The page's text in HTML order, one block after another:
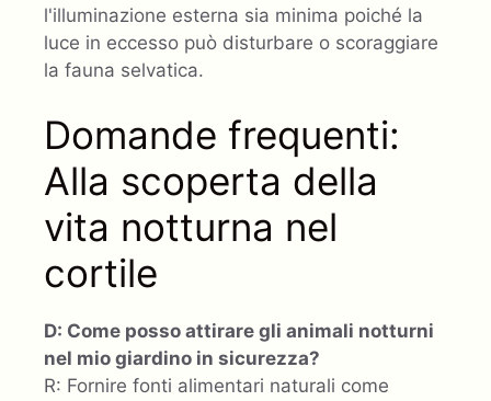
l'illuminazione esterna sia minima poiché la
luce in eccesso può disturbare o scoraggiare
la fauna selvatica.
Domande frequenti:
Alla scoperta della
vita notturna nel
cortile
D: Come posso attirare gli animali notturni
nel mio giardino in sicurezza?
R: Fornire fonti alimentari naturali come